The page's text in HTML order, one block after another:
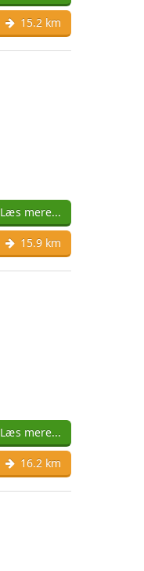
15.2 km
Læs mere...
15.9 km
Læs mere...
16.2 km